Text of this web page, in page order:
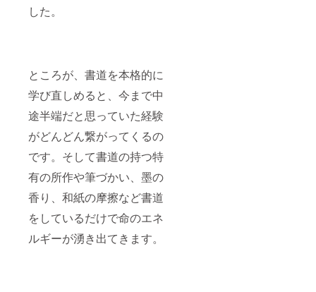
した。
ところが、書道を本格的に
学び直しめると、今まで中
途半端だと思っていた経験
がどんどん繋がってくるの
です。そして書道の持つ特
有の所作や筆づかい、墨の
香り、和紙の摩擦など書道
をしているだけで命のエネ
ルギーが湧き出てきます。